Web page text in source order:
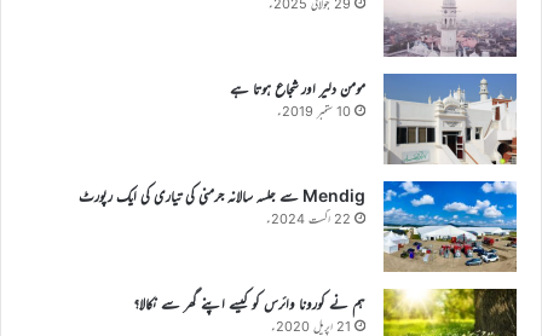
مومن دلیر اور شجاع ہوتا ہے
10 ستمبر 2019ء
Mendig سے جلسہ سالانہ جرمنی کی تیاری کی ایک رپورٹ
22 اگست 2024ء
ہم نے کورونا وائرس کو کیسے اپنے گھر سے نکالا؟
21 اپریل 2020ء